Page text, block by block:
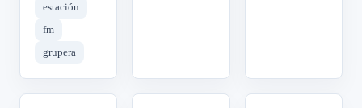
estación
fm
grupera